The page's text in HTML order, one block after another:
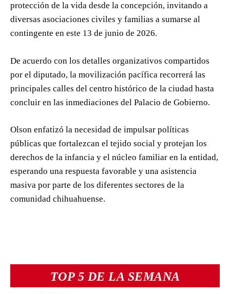
TOP 5 DE LA SEMANA
protección de la vida desde la concepción, invitando a
diversas asociaciones civiles y familias a sumarse al
contingente en este 13 de junio de 2026.
De acuerdo con los detalles organizativos compartidos
por el diputado, la movilización pacífica recorrerá las
principales calles del centro histórico de la ciudad hasta
concluir en las inmediaciones del Palacio de Gobierno.
Olson enfatizó la necesidad de impulsar políticas
públicas que fortalezcan el tejido social y protejan los
derechos de la infancia y el núcleo familiar en la entidad,
esperando una respuesta favorable y una asistencia
masiva por parte de los diferentes sectores de la
comunidad chihuahuense.